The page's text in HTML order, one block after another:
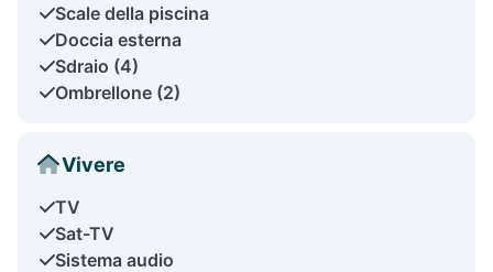
Scale della piscina
Doccia esterna
Sdraio (4)
Ombrellone (2)
Vivere
TV
Sat-TV
Sistema audio